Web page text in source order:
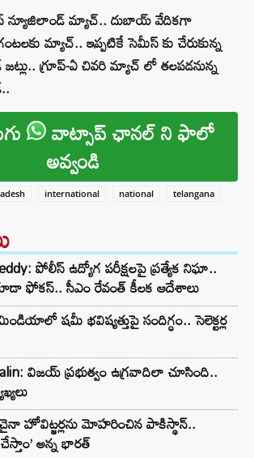
న్యూజిలాండ్ మ్యాచ్.. దుబాయ్ వేదికగా
మ్యాచ్.. ఇప్పటికే సెమీస్ కు చేరుకున్న
గ్రూప్-ఏ చివరి మ్యాచ్ లో తలపడనున్న
వాట్సాప్ ఛానల్ ని ఫాలో
అవ్వండి
international national
telangana
పోలీస్ ఉద్యోగ పరీక్షలపై ప్రత్యేక నిఘా..
ఫోకస్.. సీఎం రేవంత్ కీలక ఆదేశాలు
షమీ భవిష్యత్తుపై సందిగ్ధం.. సెలెక్టర్ల
విజయ్ ప్రభుత్వం ఉగ్రవాదిలా చూసింది..
చైనా హోవిట్జర్లను మోహరించిన పాకిస్థాన్..
అన్న భారత్